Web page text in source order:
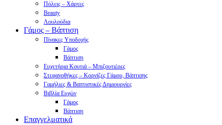
Πόλεις – Χάρτες
Beauty
Λουλούδια
Γάμος – Βάπτιση
Πίνακες Υποδοχής
Γάμος
Βάπτιση
Ευχετήρια Κουτιά – Μπιζουτιέρες
Στεφανοθήκες – Κορνίζες Γάμου, Βάπτισης
Γαμήλιες & Βαπτιστικές Δημιουργίες
Βιβλία Ευχών
Γάμος
Βάπτιση
Επαγγελματικά